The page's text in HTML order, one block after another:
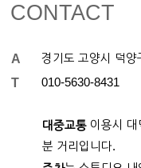
CONTACT
A 경기도 고양시 덕
T 010-5630-8431
대중교통 이용시
분 거리입니다.